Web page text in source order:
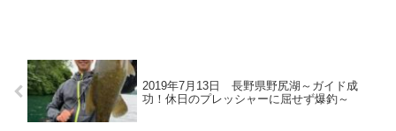
2019年7月13日 長野県野尻湖～ガイド成
功！休日のプレッシャーに屈せず爆釣～